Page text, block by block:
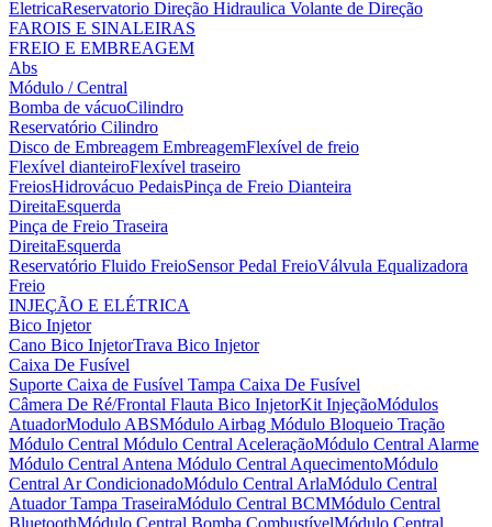
EletricaReservatorio Direção Hidraulica Volante de Direção
FAROIS E SINALEIRAS
FREIO E EMBREAGEM
Abs
Módulo / Central
Bomba de vácuoCilindro
Reservatório Cilindro
Disco de Embreagem EmbreagemFlexível de freio
Flexível dianteiroFlexível traseiro
FreiosHidrovácuo PedaisPinça de Freio Dianteira
DireitaEsquerda
Pinça de Freio Traseira
DireitaEsquerda
Reservatório Fluido FreioSensor Pedal FreioVálvula Equalizadora
Freio
INJEÇÃO E ELÉTRICA
Bico Injetor
Cano Bico InjetorTrava Bico Injetor
Caixa De Fusível
Suporte Caixa de Fusível Tampa Caixa De Fusível
Câmera De Ré/Frontal Flauta Bico InjetorKit InjeçãoMódulos
AtuadorModulo ABSMódulo Airbag Módulo Bloqueio Tração
Módulo Central Módulo Central AceleraçãoMódulo Central Alarme
Módulo Central Antena Módulo Central AquecimentoMódulo
Central Ar CondicionadoMódulo Central ArlaMódulo Central
Atuador Tampa TraseiraMódulo Central BCMMódulo Central
BluetoothMódulo Central Bomba CombustívelMódulo Central